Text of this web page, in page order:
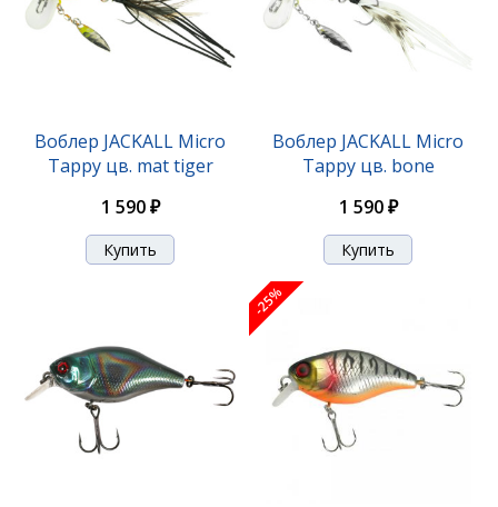
Воблер JACKALL Micro
Tappy цв. mat tiger
1 590 ₽
Воблер JACKALL Micro
Tappy цв. bone
1 590 ₽
-25%